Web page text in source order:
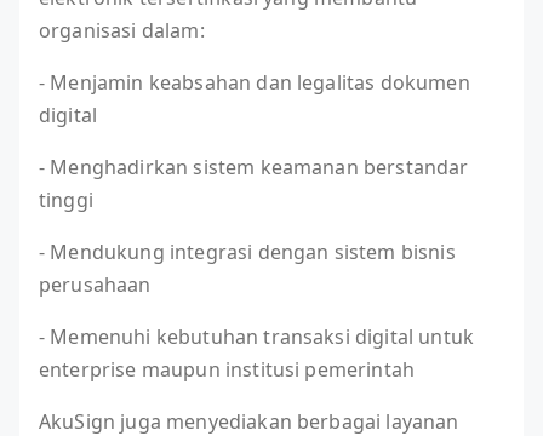
organisasi dalam:
- Menjamin keabsahan dan legalitas dokumen
digital
- Menghadirkan sistem keamanan berstandar
tinggi
- Mendukung integrasi dengan sistem bisnis
perusahaan
- Memenuhi kebutuhan transaksi digital untuk
enterprise maupun institusi pemerintah
AkuSign juga menyediakan berbagai layanan